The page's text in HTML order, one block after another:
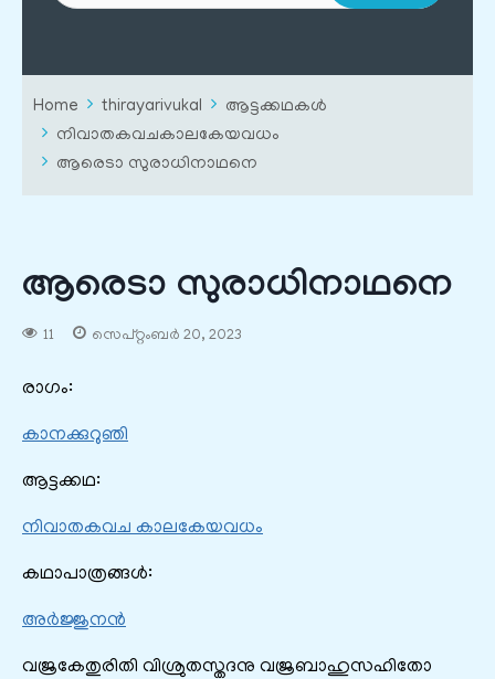
Home thirayarivukal
ആട്ടക്കഥകൾ
നിവാതകവചകാലകേയവധം
ആരെടാ സുരാധിനാഥനെ
ആരെടാ സുരാധിനാഥനെ
11 സെപ്റ്റംബർ 20, 2023
രാഗം:
കാനക്കുറുഞി
ആട്ടക്കഥ:
നിവാതകവച കാലകേയവധം
കഥാപാത്രങ്ങൾ:
അര്‍ജ്ജുനന്‍
വജ്രകേതുരിതി വിശ്രുതസ്തദനു വജ്രബാഹുസഹിതോ